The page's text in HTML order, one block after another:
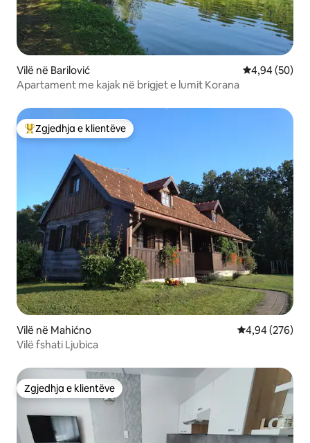
Vilë në Barilović Vlerësimi
4,94 (50)
Apartament me kajak në brigjet e lumit Korana
Më të mirat e zgjedhjeve të klientëve
Zgjedhja e klientëve
Vilë në Mahićno Vlerësimi
4,94 (276)
Vilë fshati Ljubica
Zgjedhja e klientëve
Zgjedhja e klientëve